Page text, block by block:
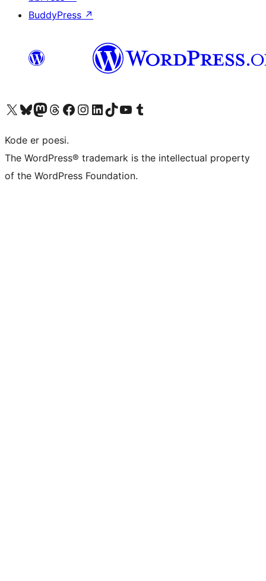
BuddyPress ↗
Besøg vores X (tidligere Twitter) konto
Besøg vores Bluesky-konto
Besøg vores Mastodon konto
Besøg vores Threads-konto
Besøg vores Facebook sideBesøg vores Instagram konto
Besøg vores LinkedIn konto
Besøg vores TikTok-konto
Besøg vores YouTube-kanalBesøg vores Tumblr-konto
Kode er poesi.
The WordPress® trademark is the intellectual property
of the WordPress Foundation.